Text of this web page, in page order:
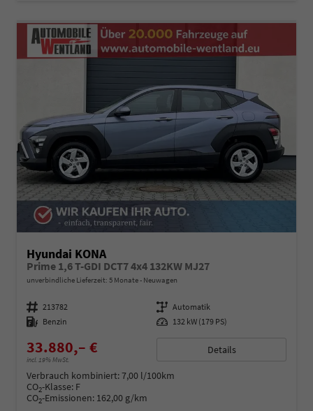
Hyundai KONA
Prime 1,6 T-GDI DCT7 4x4 132KW MJ27
unverbindliche Lieferzeit: 5 Monate Neuwagen
Fahrzeugnummer 213782 Getriebe Automatik
Kraftstoff Benzin Leistung 132 kW (179 PS)
33.880,– €
incl. 19% MwSt.
Details
Verbrauch kombiniert:7,00 l/100km
CO2-Klasse: F
CO2-Emissionen: 162,00 g/km